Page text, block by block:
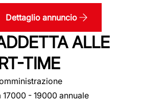
Dettaglio annuncio
ALLE
TIME
17000 - 19000 annuale